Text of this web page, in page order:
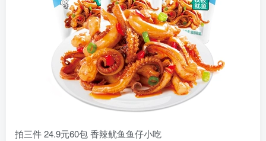
拍三件 24.9元60包 香辣鱿鱼鱼仔小吃